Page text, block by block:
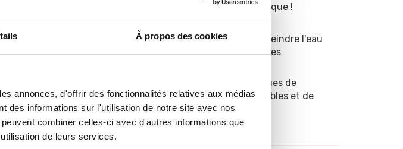
À propos des cookies
annonces, d'offrir des fonctionnalités relatives aux médias
des informations sur l'utilisation de notre site avec nos
combiner celles-ci avec d'autres informations que
de leurs services.
peindre en acrylique !
8 astuces pour peindre l'eau
dans vos paysages
TOP 5 des marques de
peinture accessibles et de
bonne qualité !